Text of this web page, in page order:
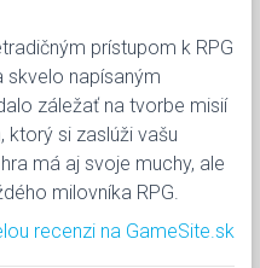
prístupom k RPG
skvelo napísaným
záležať na tvorbe misií
ktorý si zaslúži vašu
má aj svoje muchy, ale
milovníka RPG.
recenzi na GameSite.sk